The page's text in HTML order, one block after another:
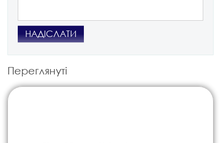
НАДІСЛАТИ
Переглянуті